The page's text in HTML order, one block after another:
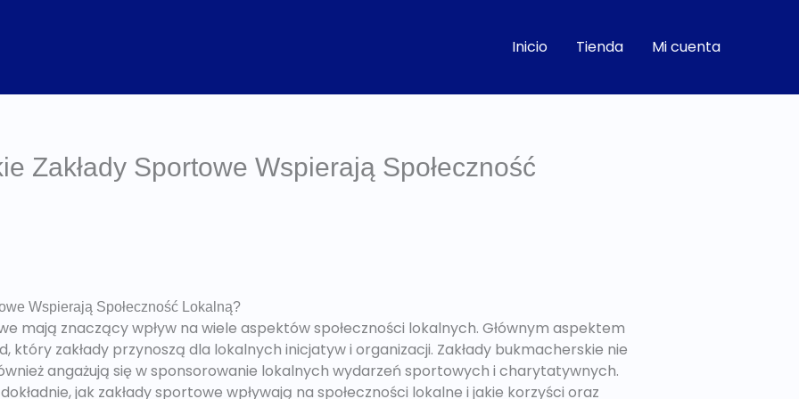
Inicio Tienda Mi cuenta
Zakłady Sportowe Wspierają Społeczność
Wspierają Społeczność Lokalną?
mają znaczący wpływ na wiele aspektów społeczności lokalnych. Głównym aspektem
który zakłady przynoszą dla lokalnych inicjatyw i organizacji. Zakłady bukmacherskie nie
angażują się w sponsorowanie lokalnych wydarzeń sportowych i charytatywnych.
jak zakłady sportowe wpływają na społeczności lokalne i jakie korzyści oraz